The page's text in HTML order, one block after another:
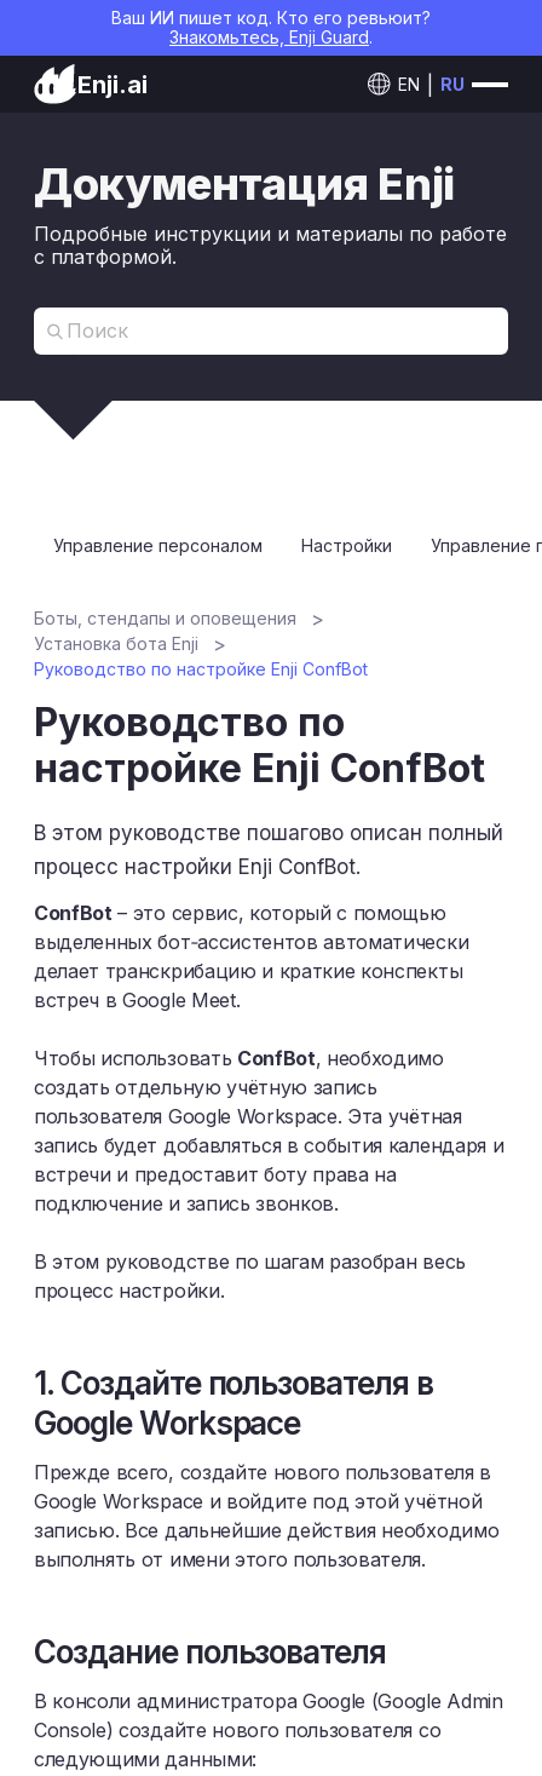
Ваш ИИ пишет код. Кто его ревьюит?
Знакомьтесь, Enji Guard.
Enji.ai EN RU
Документация Enji
Подробные инструкции и материалы по работе
с платформой.
Управление персоналом Настройки Управление
Боты, стендапы и оповещения
Установка бота Enji
Руководство по настройке Enji ConfBot
Руководство по
настройке Enji ConfBot
В этом руководстве пошагово описан полный
процесс настройки Enji ConfBot.
СonfBot– это сервис, который с помощью
выделенных бот‑ассистентов автоматически
делает транскрибацию и краткие конспекты
встреч в Google Meet.
Чтобы использовать ConfBot, необходимо
создать отдельную учётную запись
пользователя Google Workspace. Эта учётная
запись будет добавляться в события календаря и
встречи и предоставит боту права на
подключение и запись звонков.
В этом руководстве по шагам разобран весь
процесс настройки.
1. Создайте пользователя в
Google Workspace
Прежде всего, создайте нового пользователя в
Google Workspace и войдите под этой учётной
записью. Все дальнейшие действия необходимо
выполнять от имени этого пользователя.
Создание пользователя
В консоли администратора Google (Google Admin
Console) создайте нового пользователя со
следующими данными: